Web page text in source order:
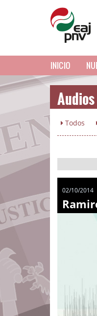
INICIO
Audios
Todos
02/10/2014